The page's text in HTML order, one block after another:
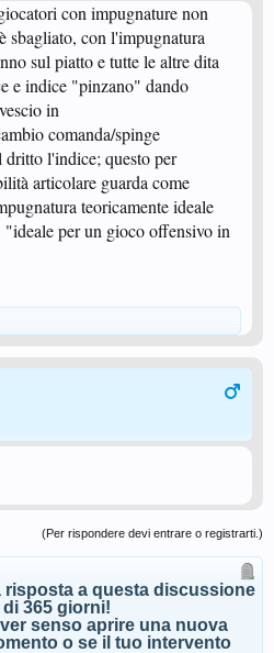
con impugnature non
sbagliato, con l'impugnatura
sul piatto e tutte le altre dita
e indice "pinzano" dando
in
comanda/spinge
l'indice; questo per
articolare guarda come
teoricamente ideale
per un gioco offensivo in
(Per rispondere devi entrare o registrarti.)
risposta a questa discussione
di 365 giorni!
senso aprire una nuova
o se il tuo intervento